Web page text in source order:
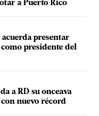
a Puerto Rico
presentar
presidente del
a RD su onceava
nuevo récord